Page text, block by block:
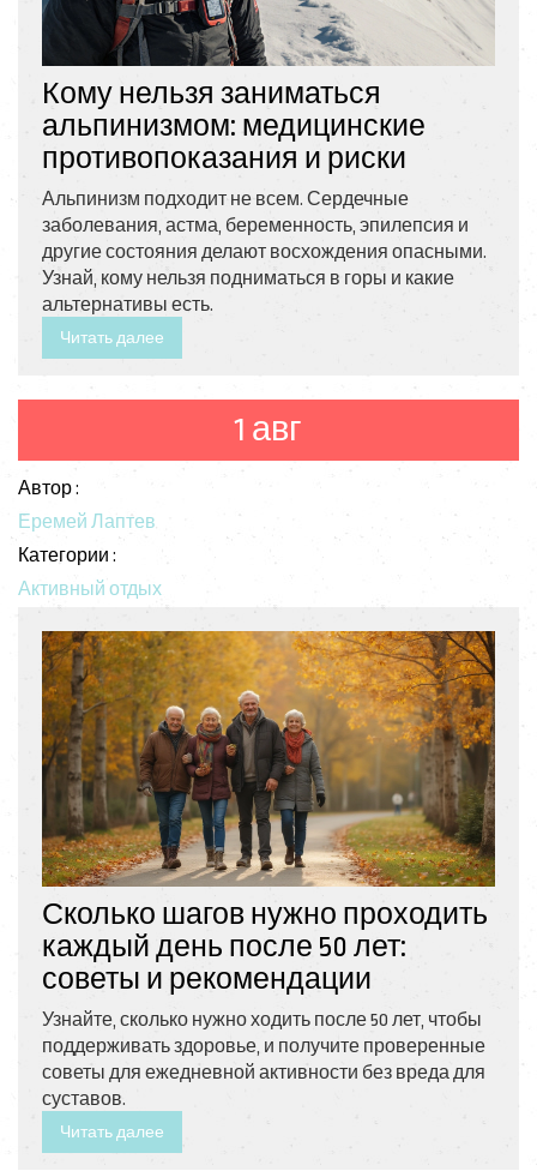
Кому нельзя заниматься
альпинизмом: медицинские
противопоказания и риски
Альпинизм подходит не всем. Сердечные
заболевания, астма, беременность, эпилепсия и
другие состояния делают восхождения опасными.
Узнай, кому нельзя подниматься в горы и какие
альтернативы есть.
Читать далее
1 авг
Автор :
Еремей Лаптев
Категории :
Активный отдых
Сколько шагов нужно проходить
каждый день после 50 лет:
советы и рекомендации
Узнайте, сколько нужно ходить после 50 лет, чтобы
поддерживать здоровье, и получите проверенные
советы для ежедневной активности без вреда для
суставов.
Читать далее